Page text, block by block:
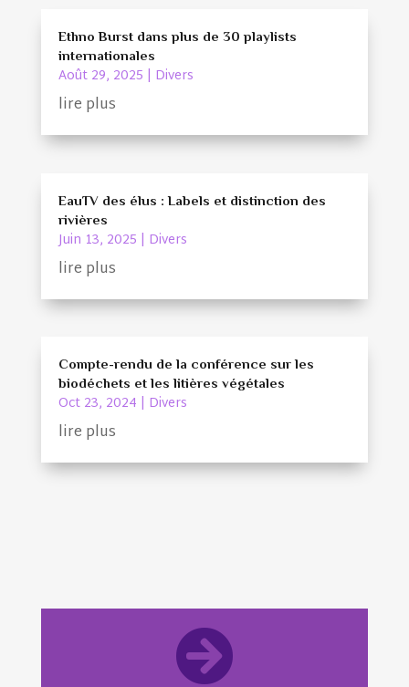
Ethno Burst dans plus de 30 playlists
internationales
Août 29, 2025 | Divers
lire plus
EauTV des élus : Labels et distinction des
rivières
Juin 13, 2025 | Divers
lire plus
Compte-rendu de la conférence sur les
biodéchets et les litières végétales
Oct 23, 2024 | Divers
lire plus
